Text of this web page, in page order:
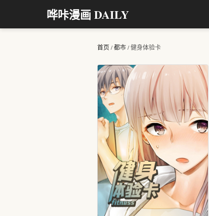
哗咔漫画 DAILY
首页/都市/健身体验卡